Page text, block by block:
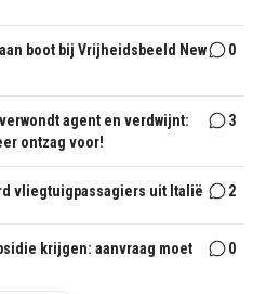
boot bij Vrijheidsbeeld New
0
agent en verdwijnt:
ontzag voor!
3
vliegtuigpassagiers uit Italië 2
krijgen: aanvraag moet
0